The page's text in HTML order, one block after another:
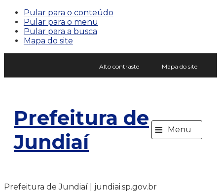
Pular para o conteúdo
Pular para o menu
Pular para a busca
Mapa do site
Alto contraste Mapa do site
Prefeitura de
Jundiaí
≡ Menu
Prefeitura de Jundiaí | jundiai.sp.gov.br